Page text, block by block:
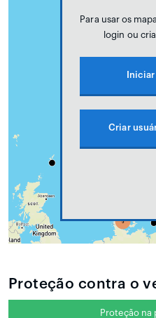
Para usar os
login ou
Criar
Proteção contra o
Proteção na